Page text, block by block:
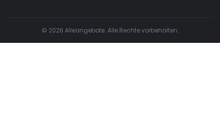
© 2026 Alleangebote. Alle Rechte vorbehalten.